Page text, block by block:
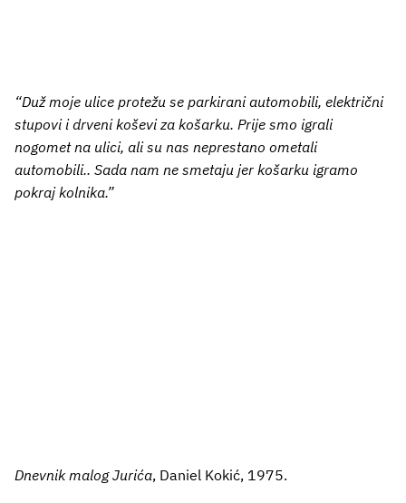
“Duž moje ulice protežu se parkirani automobili, električni
stupovi i drveni koševi za košarku. Prije smo igrali
nogomet na ulici, ali su nas neprestano ometali
automobili.. Sada nam ne smetaju jer košarku igramo
pokraj kolnika.”
Dnevnik malog Jurića, Daniel Kokić, 1975.